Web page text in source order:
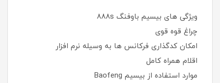
ویژگی های بیسیم باوفنگ ۸۸۸s
چراغ قوه قوی
امکان کدگذاری فرکانس ها به وسیله نرم افزار
اقلام همراه کامل
موارد استفاده از بیسیم Baofeng